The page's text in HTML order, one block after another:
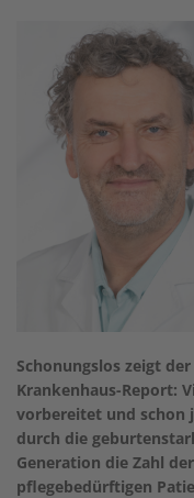
Schonungslos zeigt
Krankenhaus-Report:
vorbereitet und schon
durch die
Generation die Zahl
pflegebedürftigen